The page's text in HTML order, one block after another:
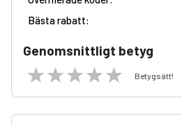
Bästa rabatt:
Genomsnittligt betyg
Betygsätt!